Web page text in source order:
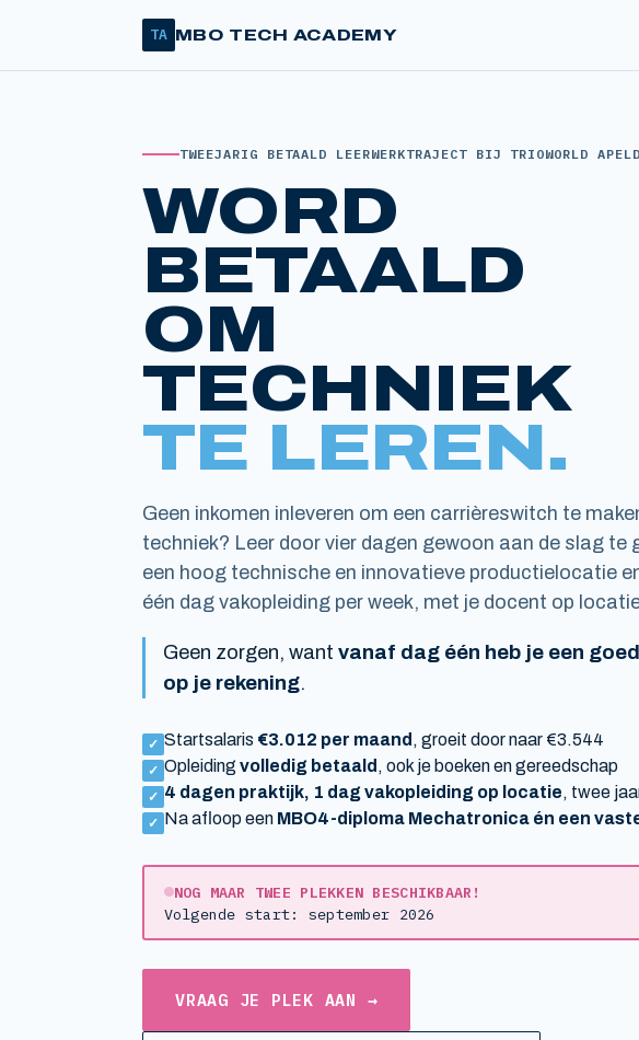
TA MBO TECH ACADEMY
TWEEJARIG BETAALD LEERWERKTRAJECT BIJ TRIOWORLD
WORD
BETAALD
OM
TECHNIEK
TE LEREN.
Geen inkomen inleveren om een carrièreswitch te
techniek? Leer door vier dagen gewoon aan de slag te
een hoog technische en innovatieve productielocatie
één dag vakopleiding per week, met je docent op
Geen zorgen, want vanaf dag één heb je een
op je rekening.
✓ Startsalaris €3.012 per maand, groeit door naar €3.544
✓ Opleiding volledig betaald, ook je boeken en gereedschap
✓ 4 dagen praktijk, 1 dag vakopleiding op locatie, twee
✓ Na afloop een MBO4-diploma Mechatronica én een
NOG MAAR TWEE PLEKKEN BESCHIKBAAR!
Volgende start: september 2026
VRAAG JE PLEK AAN →